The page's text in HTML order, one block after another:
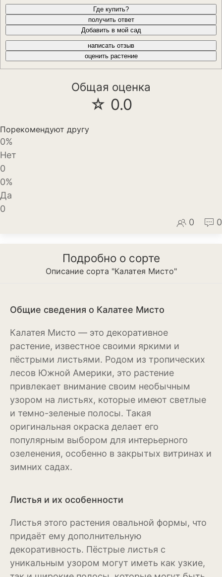
Декоративный лук
Дельфиниум
Крокус
Лапчатка
Лилейник
Лилии
Нивяник или садовая
ромашка
Очиток или седум
Пеларгония
Петуния
Пионы
Рододендрон
Роза
Рудбекия
Фиалка
Физалис
Флокс
Форзиция
Где купить?
получить ответ
Добавить в мой сад
написать отзыв
оценить растение
Общая оценка
☆ 0.0
Порекомендуют другу
0%
Нет
0
0%
Да
0
0
0
Подробно о сорте
Описание сорта "Калатея Мисто"
Общие сведения о Калатее Мисто
Калатея Мисто — это декоративное
растение, известное своими яркими и
пёстрыми листьями. Родом из тропических
лесов Южной Америки, это растение
привлекает внимание своим необычным
узором на листьях, которые имеют светлые
и темно-зеленые полосы. Такая
оригинальная окраска делает его
популярным выбором для интерьерного
озеленения, особенно в закрытых витринах и
зимних садах.
Листья и их особенности
Листья этого растения овальной формы, что
придаёт ему дополнительную
декоративность. Пёстрые листья с
уникальным узором могут иметь как узкие,